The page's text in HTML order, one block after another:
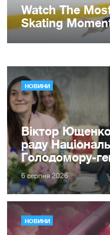
НОВИНИ
Віктор
раду
Голодомору-
6 серпня 2026
НОВИНИ